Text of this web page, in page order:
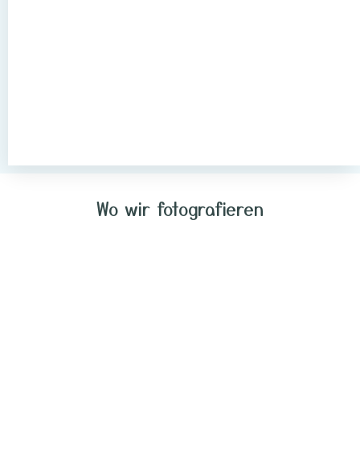
Wo wir fotografieren